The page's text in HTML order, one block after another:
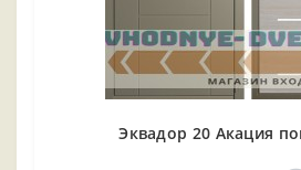
Эквадор 20 Акация